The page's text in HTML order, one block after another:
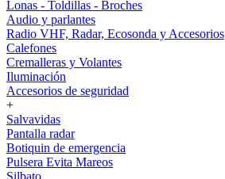
Lonas - Toldillas - Broches
Audio y parlantes
Radio VHF, Radar, Ecosonda y Accesorios
Calefones
Cremalleras y Volantes
Iluminación
Accesorios de seguridad
+
Salvavidas
Pantalla radar
Botiquin de emergencia
Pulsera Evita Mareos
Silbato